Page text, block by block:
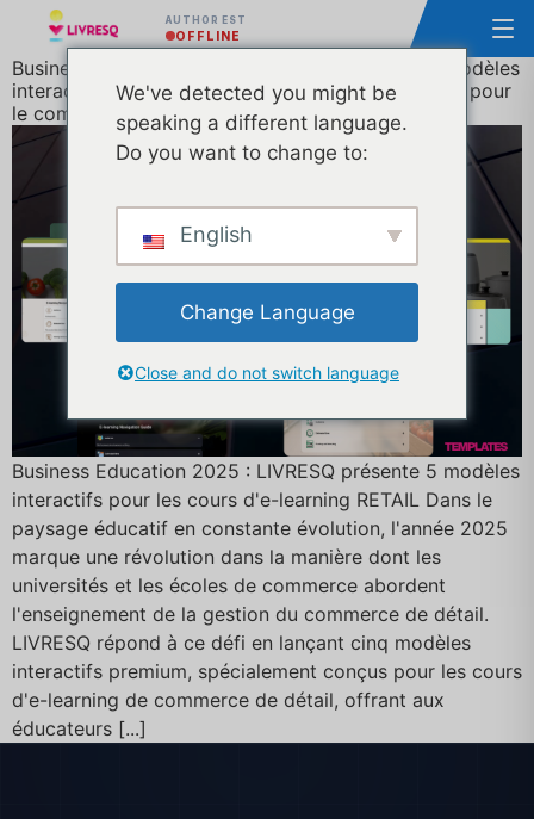
AUTHOR EST
OFFLINE
Business Education 2025 : LIVRESQ présente 5 modèles
interactifs pour les cours d'apprentissage en ligne pour
le commerce de détail
Business Education 2025 : LIVRESQ présente 5 modèles
interactifs pour les cours d'e-learning RETAIL Dans le
paysage éducatif en constante évolution, l'année 2025
marque une révolution dans la manière dont les
universités et les écoles de commerce abordent
l'enseignement de la gestion du commerce de détail.
LIVRESQ répond à ce défi en lançant cinq modèles
interactifs premium, spécialement conçus pour les cours
d'e-learning de commerce de détail, offrant aux
éducateurs [...]
We've detected you might be
speaking a different language.
Do you want to change to:
English
Change Language
Close and do not switch language